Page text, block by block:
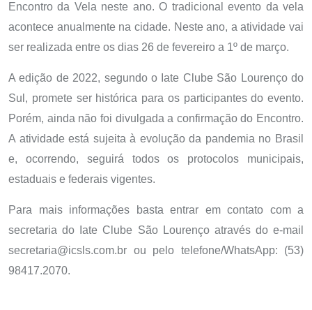
Encontro da Vela neste ano. O tradicional evento da vela
acontece anualmente na cidade. Neste ano, a atividade vai
ser realizada entre os dias 26 de fevereiro a 1º de março.
A edição de 2022, segundo o Iate Clube São Lourenço do
Sul, promete ser histórica para os participantes do evento.
Porém, ainda não foi divulgada a confirmação do Encontro.
A atividade está sujeita à evolução da pandemia no Brasil
e, ocorrendo, seguirá todos os protocolos municipais,
estaduais e federais vigentes.
Para mais informações basta entrar em contato com a
secretaria do Iate Clube São Lourenço através do e-mail
secretaria@icsls.com.br ou pelo telefone/WhatsApp: (53)
98417.2070.